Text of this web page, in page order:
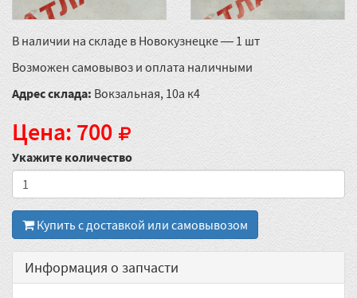
В наличии на складе в Новокузнецке — 1 шт
Возможен самовывоз и оплата наличными
Адрес склада: Вокзальная, 10а к4
Цена: 700
Укажите количество
Купить с доставкой или самовывозом
Информация о запчасти